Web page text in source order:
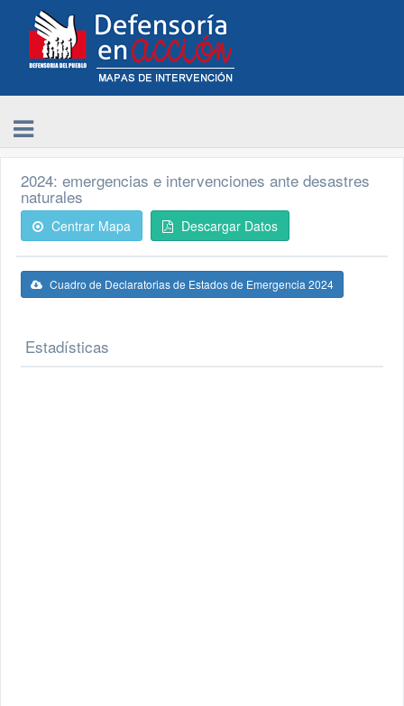
2024: emergencias e intervenciones ante desastres
naturales
Centrar Mapa Descargar Datos
Cuadro de Declaratorias de Estados de Emergencia 2024
Estadísticas